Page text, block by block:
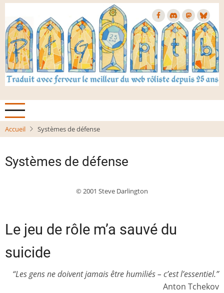
Aller
contenu
principal
Accueil Systèmes de défense
Systèmes de défense
© 2001 Steve Darlington
Le jeu de rôle m’a sauvé du
suicide
“Les gens ne doivent jamais être humiliés – c’est l’essentiel.”
Anton Tchekov